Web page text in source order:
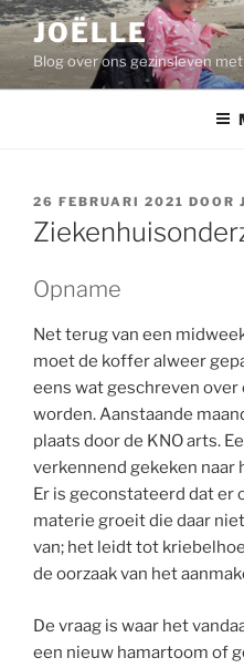
Ga
naar
de
inhoud
JOËLLE
Blog over ons gezinsleven
GEPLAATST
OP
26 FEBRUARI 2021 DOOR
Opname
Net terug van een
moet de koffer alweer
eens wat geschreven
worden. Aanstaande
plaats door de KNO arts.
verkennend gekeken naar
Er is geconstateerd dat er
materie groeit die daar
van; het leidt tot
de oorzaak van het
De vraag is waar het
een nieuw hamartoom of